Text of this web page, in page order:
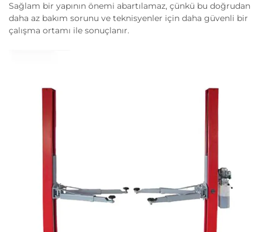
Sağlam bir yapının önemi abartılamaz, çünkü bu doğrudan
daha az bakım sorunu ve teknisyenler için daha güvenli bir
çalışma ortamı ile sonuçlanır.